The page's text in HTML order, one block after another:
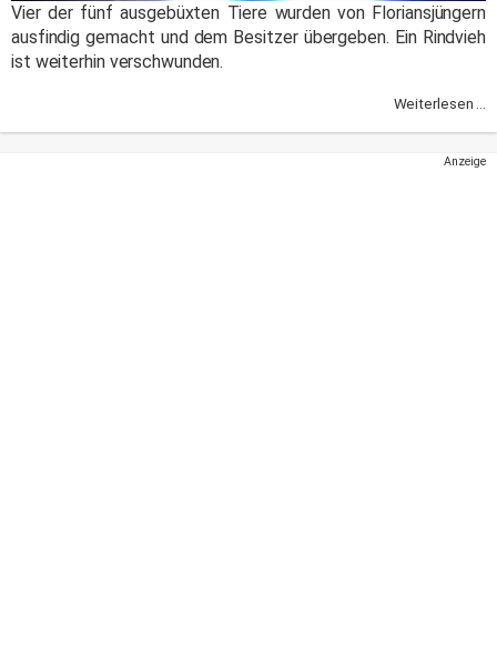
Vier der fünf ausgebüxten Tiere wurden von Floriansjüngern
ausfindig gemacht und dem Besitzer übergeben. Ein Rindvieh
ist weiterhin verschwunden.
Weiterlesen ...
Anzeige